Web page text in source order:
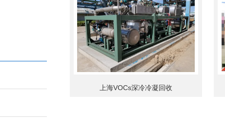
上海VOCs深冷冷凝回收